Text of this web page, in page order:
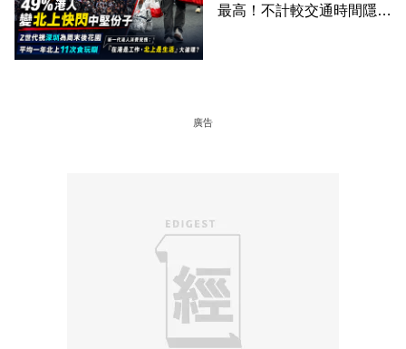
最高！不計較交通時間隱形
廣告